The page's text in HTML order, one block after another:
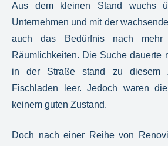
Aus dem kleinen Stand wuchs
Unternehmen und mit der
auch das Bedürfnis nach
Räumlichkeiten. Die Suche dauerte
in der Straße stand zu diesem
Fischladen leer. Jedoch waren
keinem guten Zustand.
Doch nach einer Reihe von